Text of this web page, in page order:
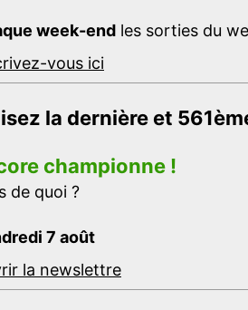
week-end les sorties du
vous ici
la dernière et
championne !
de quoi ?
7 août
la newslettre